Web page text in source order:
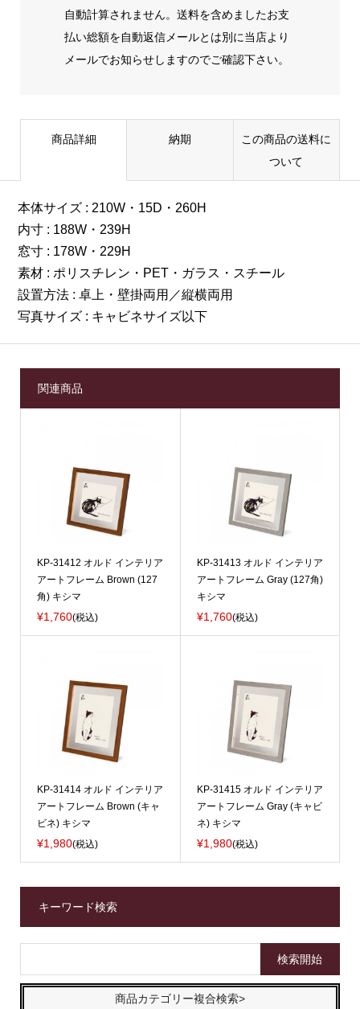
自動計算されません。送料を含めましたお支
払い総額を自動返信メールとは別に当店より
メールでお知らせしますのでご確認下さい。
商品詳細 納期
この商品の送料に
ついて
本体サイズ : 210W・15D・260H
内寸 : 188W・239H
窓寸 : 178W・229H
素材 : ポリスチレン・PET・ガラス・スチール
設置方法 : 卓上・壁掛両用／縦横両用
写真サイズ : キャビネサイズ以下
関連商品
KP-31412 オルド インテリア
アートフレーム Brown (127
角) キシマ
¥1,760(税込)
KP-31413 オルド インテリア
アートフレーム Gray (127角)
キシマ
¥1,760(税込)
KP-31414 オルド インテリア
アートフレーム Brown (キャ
ビネ) キシマ
¥1,980(税込)
KP-31415 オルド インテリア
アートフレーム Gray (キャビ
ネ) キシマ
¥1,980(税込)
キーワード検索
商品カテゴリー複合検索>